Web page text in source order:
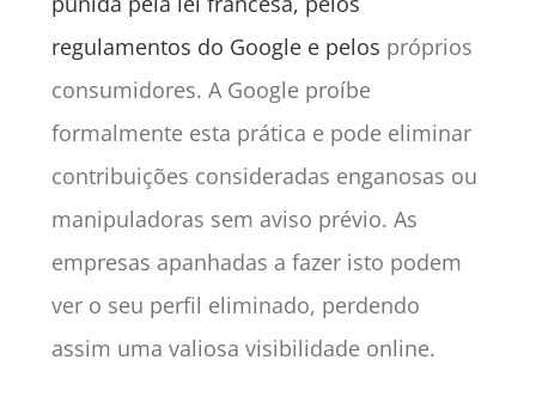
regulamentos do Google e pelos próprios
consumidores. A Google proíbe
formalmente esta prática e pode eliminar
contribuições consideradas enganosas ou
manipuladoras sem aviso prévio. As
empresas apanhadas a fazer isto podem
ver o seu perfil eliminado, perdendo
assim uma valiosa visibilidade online.